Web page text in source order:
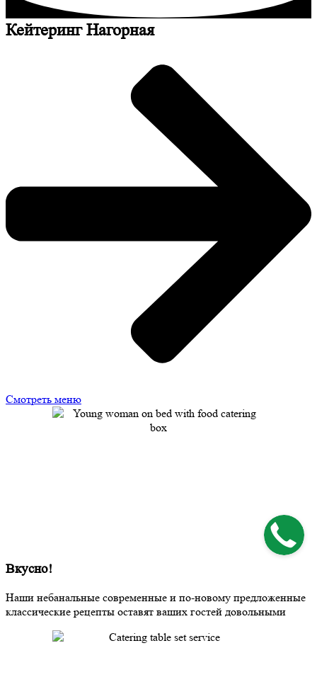
Кейтеринг Нагорная
Смотреть меню
Вкусно!
Наши небанальные современные и по-новому предложенные
классические рецепты оставят ваших гостей довольными